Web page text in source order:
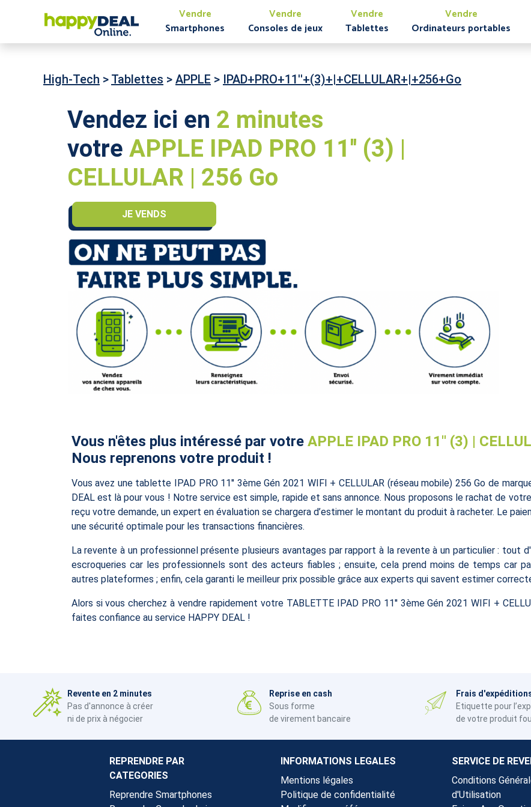
Vendre
Smartphones
Vendre
Consoles de jeux
Vendre
Tablettes
Vendre
Ordinateurs portables
High-Tech > Tablettes > APPLE > IPAD+PRO+11''+(3)+|+CELLULAR+|+256+Go
Vendez ici en 2 minutes
votre APPLE IPAD PRO 11'' (3) |
CELLULAR | 256 Go
JE VENDS
Vous n'êtes plus intéressé par votre APPLE IPAD PRO 11'' (3) |
Nous reprenons votre produit !
Vous avez une tablette IPAD PRO 11'' 3ème Gén 2021 WIFI + CELLULAR (réseau mobile) 256 Go de
DEAL est là pour vous ! Notre service est simple, rapide et sans annonce. Nous proposons le rachat de
reçu votre demande, un expert en évaluation se chargera d’estimer le montant du produit à racheter. Le
une sécurité optimale pour les transactions financières.
La revente à un professionnel présente plusieurs avantages par rapport à la revente à un particulier : tout
escroqueries car les professionnels sont des acteurs fiables ; ensuite, cela prend moins de temps car
autres plateformes ; enfin, cela garanti le meilleur prix possible grâce aux experts qui savent estimer
Alors si vous cherchez à vendre rapidement votre TABLETTE IPAD PRO 11'' 3ème Gén 2021 WIFI +
faites confiance au service HAPPY DEAL !
Revente en 2 minutes
Pas d'annonce à créer
ni de prix à négocier
Reprise en cash
Sous forme
de virement bancaire
Frais
Etiquette pour
de votre produit
REPRENDRE PAR
CATEGORIES
Reprendre Smartphones
INFORMATIONS LEGALES
Mentions légales
Politique de confidentialité
SERVICE DE
Conditions
d'Utilisation